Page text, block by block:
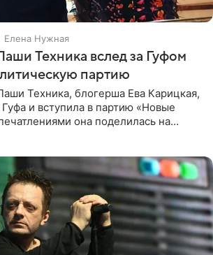
Елена Нужная
Техника вслед за Гуфом
партию
Техника, блогерша Ева Карицкая,
и вступила в партию «Новые
она поделилась на